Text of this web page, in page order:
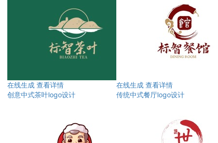
在线生成 查看详情
创意中式茶叶logo设计
在线生成 查看详情
传统中式餐厅logo设计